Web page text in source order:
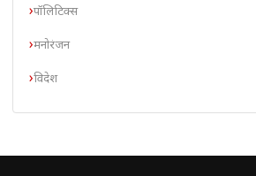
पॉलिटिक्स
मनोरंजन
विदेश